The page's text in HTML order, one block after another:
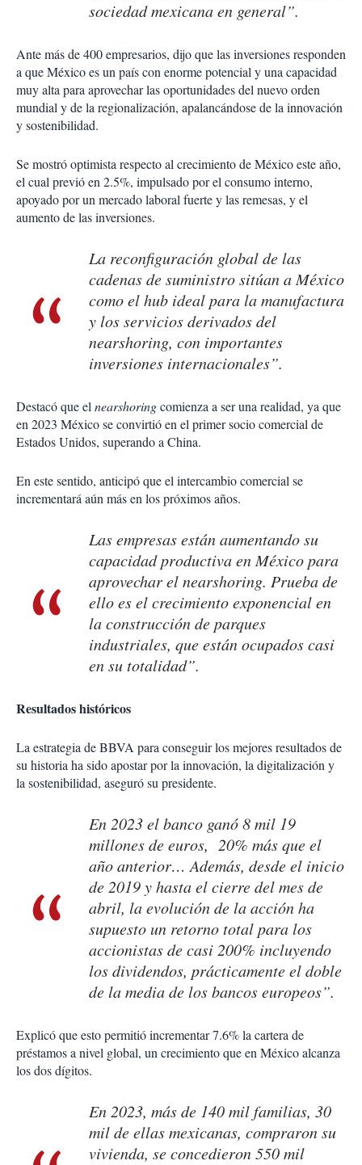
sociedad mexicana en general”.
Ante más de 400 empresarios, dijo que las inversiones responden
a que México es un país con enorme potencial y una capacidad
muy alta para aprovechar las oportunidades del nuevo orden
mundial y de la regionalización, apalancándose de la innovación
y sostenibilidad.
Se mostró optimista respecto al crecimiento de México este año,
el cual previó en 2.5%, impulsado por el consumo interno,
apoyado por un mercado laboral fuerte y las remesas, y el
aumento de las inversiones.
La reconfiguración global de las
cadenas de suministro sitúan a México
como el hub ideal para la manufactura
y los servicios derivados del
nearshoring, con importantes
inversiones internacionales”.
Destacó que elnearshoringcomienza a ser una realidad, ya que
en 2023 México se convirtió en el primer socio comercial de
Estados Unidos, superando a China.
En este sentido, anticipó que el intercambio comercial se
incrementará aún más en los próximos años.
Las empresas están aumentando su
capacidad productiva en México para
aprovechar elnearshoring. Prueba de
ello es el crecimiento exponencial en
la construcción de parques
industriales, que están ocupados casi
en su totalidad”.
Resultados históricos
La estrategia de BBVA para conseguir los mejores resultados de
su historia ha sido apostar por la innovación, la digitalización y
la sostenibilidad, aseguró su presidente.
En 2023 el banco ganó 8 mil 19
millones de euros, 20% más que el
año anterior… Además, desde el inicio
de 2019 y hasta el cierre del mes de
abril, la evolución de la acción ha
supuesto un retorno total para los
accionistas de casi 200% incluyendo
los dividendos, prácticamente el doble
de la media de los bancos europeos”.
Explicó que esto permitió incrementar 7.6% la cartera de
préstamos a nivel global, un crecimiento que en México alcanza
los dos dígitos.
En 2023, más de 140 mil familias, 30
mil de ellas mexicanas, compraron su
vivienda, se concedieron 550 mil